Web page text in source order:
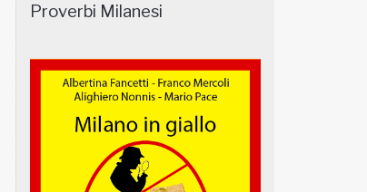
Proverbi Milanesi